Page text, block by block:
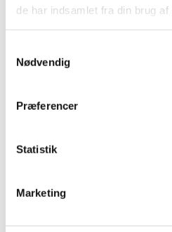
de har indsamlet fra din brug af
Nødvendig
Præferencer
Statistik
Marketing